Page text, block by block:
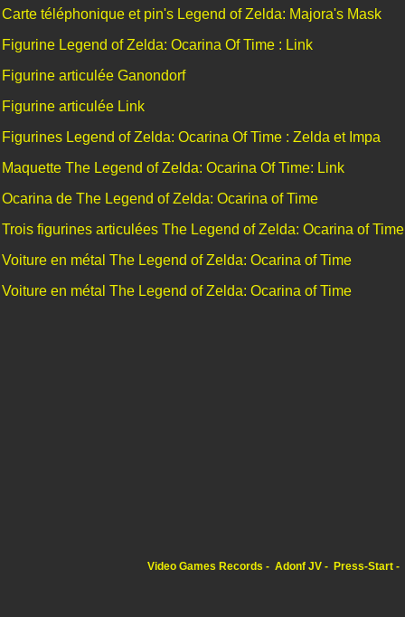
Carte téléphonique et pin's Legend of Zelda: Majora's Mask
Figurine Legend of Zelda: Ocarina Of Time : Link
Figurine articulée Ganondorf
Figurine articulée Link
Figurines Legend of Zelda: Ocarina Of Time : Zelda et Impa
Maquette The Legend of Zelda: Ocarina Of Time: Link
Ocarina de The Legend of Zelda: Ocarina of Time
Trois figurines articulées The Legend of Zelda: Ocarina of Time
Voiture en métal The Legend of Zelda: Ocarina of Time
Voiture en métal The Legend of Zelda: Ocarina of Time
Video Games Records Adonf JV Press-Start